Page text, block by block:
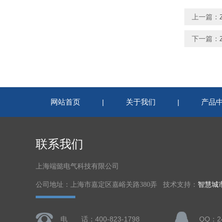
上一篇：
下一篇：
网站首页 | 关于我们 | 产品
联系我们
上海端懿电气科技有限公司
公司地址：上海市嘉定区嘉峪关路380弄 技术支持： 智慧城
电 话：400-823-1798 QQ：